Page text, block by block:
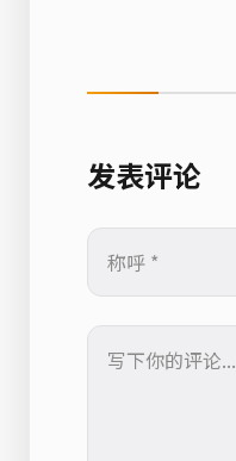
发表评论